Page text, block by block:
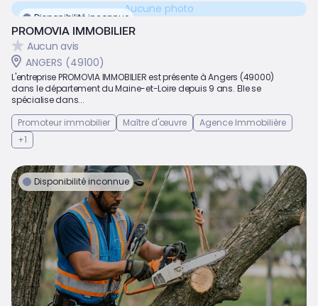
Disponibilité inconnue
Aucune photo
PROMOVIA IMMOBILIER
Aucun avis
ANGERS (49100)
L'entreprise PROMOVIA IMMOBILIER est présente à Angers (49000)
dans le département du Maine-et-Loire depuis 9 ans. Elle se
spécialise dans...
Promoteur immobilier
Maître d'œuvre
Agence Immobilière
+1
Disponibilité inconnue